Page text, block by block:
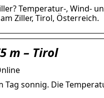
Temperatur-, Wind-
Ziller, Tirol, Österreich.
m – Tirol
Tag sonnig. Die